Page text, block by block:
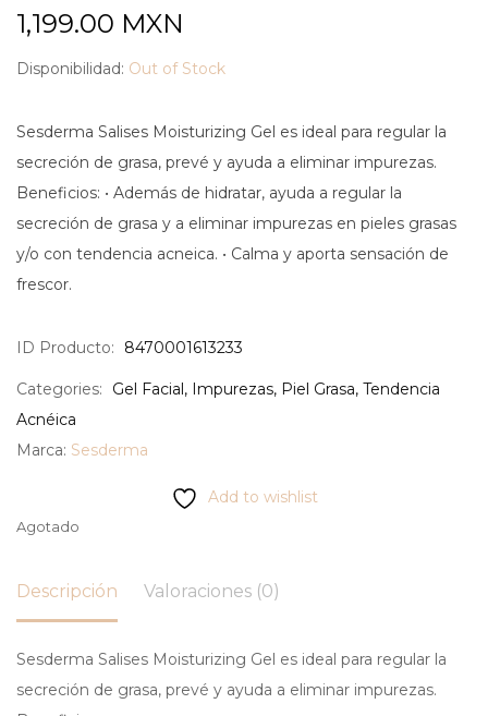
1,199.00 MXN
Disponibilidad: Out of Stock
Sesderma Salises Moisturizing Gel es ideal para regular la
secreción de grasa, prevé y ayuda a eliminar impurezas.
Beneficios: • Además de hidratar, ayuda a regular la
secreción de grasa y a eliminar impurezas en pieles grasas
y/o con tendencia acneica. • Calma y aporta sensación de
frescor.
ID Producto: 8470001613233
Categories: Gel Facial, Impurezas, Piel Grasa, Tendencia
Acnéica
Marca: Sesderma
Add to wishlist
Agotado
Descripción Valoraciones (0)
Sesderma Salises Moisturizing Gel es ideal para regular la
secreción de grasa, prevé y ayuda a eliminar impurezas.